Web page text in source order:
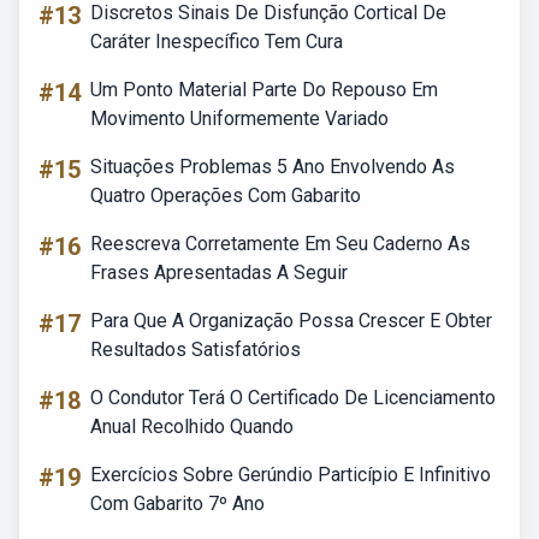
#13 Discretos Sinais De Disfunção Cortical De
Caráter Inespecífico Tem Cura
#14 Um Ponto Material Parte Do Repouso Em
Movimento Uniformemente Variado
#15 Situações Problemas 5 Ano Envolvendo As
Quatro Operações Com Gabarito
#16 Reescreva Corretamente Em Seu Caderno As
Frases Apresentadas A Seguir
#17 Para Que A Organização Possa Crescer E Obter
Resultados Satisfatórios
#18 O Condutor Terá O Certificado De Licenciamento
Anual Recolhido Quando
#19 Exercícios Sobre Gerúndio Particípio E Infinitivo
Com Gabarito 7º Ano